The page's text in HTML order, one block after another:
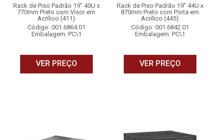
Rack de Piso Padrão 19” 40U x
770mm Preto com Visor em
Acrílico (411)
Código: 001.6864.01
Embalagem: PC\1
VER PREÇO
Rack de Piso Padrão 19” 44U x
870mm Preto com Porta em
Acrílico (445)
Código: 001.6842.01
Embalagem: PC\1
VER PREÇO